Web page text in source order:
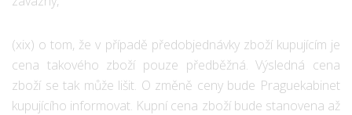
(xix) o tom, že v případě předobjednávky zboží kupujícím je
cena takového zboží pouze předběžná. Výsledná cena
zboží se tak může lišit. O změně ceny bude Praguekabinet
kupujícího informovat. Kupní cena zboží bude stanovena až